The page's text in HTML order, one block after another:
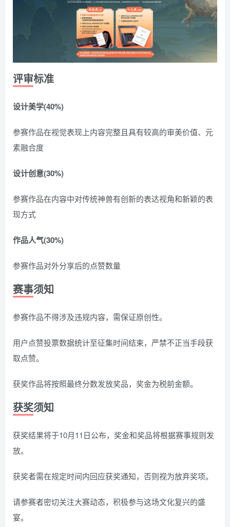
评审标准
设计美学(40%)
参赛作品在视觉表现上内容完整且具有较高的审美价值、元
素融合度
设计创意(30%)
参赛作品在内容中对传统神兽有创新的表达视角和新颖的表
现方式
作品人气(30%)
参赛作品对外分享后的点赞数量
赛事须知
参赛作品不得涉及违规内容，需保证原创性。
用户点赞投票数据统计至征集时间结束，严禁不正当手段获
取点赞。
获奖作品将按照最终分数发放奖品，奖金为税前金额。
获奖须知
获奖结果将于10月11日公布，奖金和奖品将根据赛事规则发
放。
获奖者需在规定时间内回应获奖通知，否则视为放弃奖项。
请参赛者密切关注大赛动态，积极参与这场文化复兴的盛
宴。